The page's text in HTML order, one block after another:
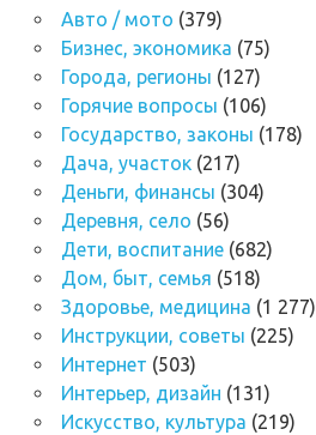
Авто / мото (379)
Бизнес, экономика (75)
Города, регионы (127)
Горячие вопросы (106)
Государство, законы (178)
Дача, участок(217)
Деньги, финансы (304)
Деревня, село (56)
Дети, воспитание(682)
Дом, быт, семья (518)
Здоровье, медицина (1 277)
Инструкции, советы (225)
Интернет (503)
Интерьер, дизайн (131)
Искусство, культура (219)